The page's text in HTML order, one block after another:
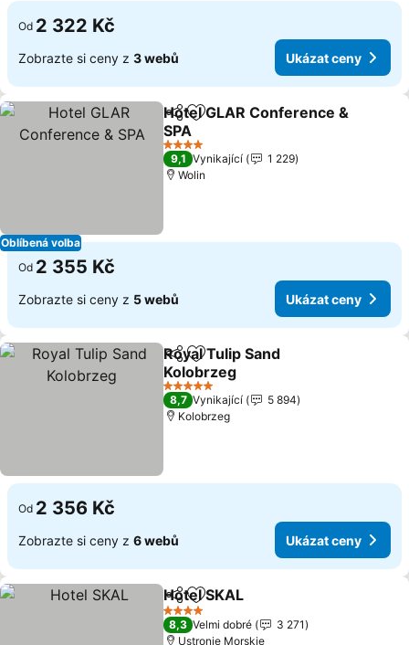
Od 2 322 Kč
Zobrazte si ceny z 3 webů Ukázat ceny
Oblíbená volba
SdíletPřidat na seznam oblíbených
Hotel GLAR Conference &
SPA
Ukázat ceny
4 Počet hvězdiček
9,1 Vynikající
1 229
Wolin
Od 2 355 Kč
Zobrazte si ceny z 5 webů Ukázat ceny
SdíletPřidat na seznam oblíbených
Royal Tulip Sand
Kolobrzeg
Ukázat ceny
5 Počet hvězdiček
8,7 Vynikající
5 894
Kolobrzeg
Od 2 356 Kč
Zobrazte si ceny z 6 webů Ukázat ceny
SdíletPřidat na seznam oblíbených
Hotel SKAL
4 Počet hvězdiček
8,3 Velmi dobré
3 271
Ustronie Morskie